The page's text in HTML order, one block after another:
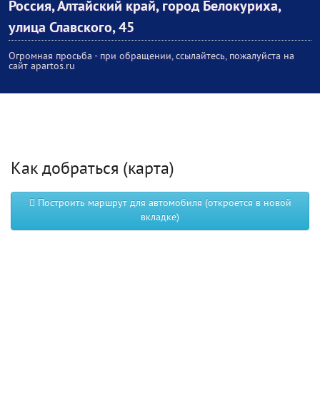
Россия, Алтайский край, город Белокуриха,
улица Славского, 45
Огромная просьба - при обращении, ссылайтесь, пожалуйста на
сайт apartos.ru
Как добраться (карта)
Построить маршрут для автомобиля (откроется в новой
вкладке)